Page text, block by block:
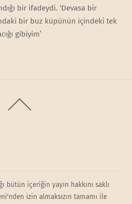
bir ifadeydi. ‘Devasa bir
bir buz küpünün içindeki tek
gibiyim’
To
bütün içeriğin yayın hakkını saklı
izin almaksızın tamamı ile